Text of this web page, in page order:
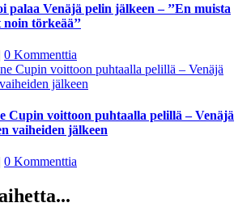
palaa Venäjä pelin jälkeen – ’’En muista
törkeää’’
0 Kommenttia
Cupin voittoon puhtaalla pelillä – Venäjä
vaiheiden jälkeen
0 Kommenttia